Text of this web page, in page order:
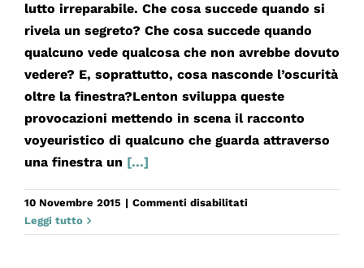
lutto irreparabile. Che cosa succede quando si
rivela un segreto? Che cosa succede quando
qualcuno vede qualcosa che non avrebbe dovuto
vedere? E, soprattutto, cosa nasconde l’oscurità
oltre la finestra?Lenton sviluppa queste
provocazioni mettendo in scena il racconto
voyeuristico di qualcuno che guarda attraverso
una finestra un [...]
10 Novembre 2015 | Commenti disabilitatisu
Leggi tutto